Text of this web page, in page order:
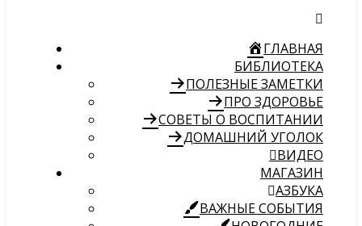
ГЛАВНАЯ
БИБЛИОТЕКА
ПОЛЕЗНЫЕ ЗАМЕТКИ
ПРО ЗДОРОВЬЕ
СОВЕТЫ О ВОСПИТАНИИ
ДОМАШНИЙ УГОЛОК
ВИДЕО
МАГАЗИН
АЗБУКА
ВАЖНЫЕ СОБЫТИЯ